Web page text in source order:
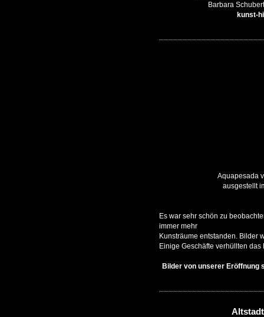
Barbara
kunst-
Aquapesada
ausgestellt
Es war sehr schön zu
immer mehr
Kunsträume entstanden. Bilder
Einige Geschäfte verhüllten
Bilder von unserer Eröffnung